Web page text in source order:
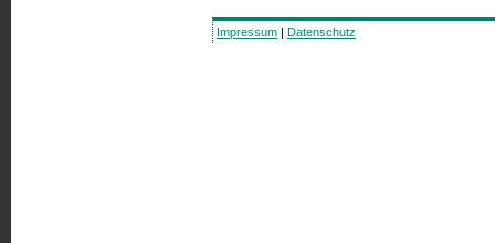
Impressum | Datenschutz